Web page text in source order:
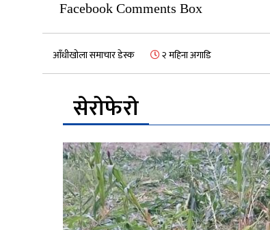
Facebook Comments Box
आँधीखोला समाचार डेस्क २ महिना अगाडि
सेरोफेरो